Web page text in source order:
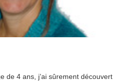
de 4 ans, j’ai sûrement découvert